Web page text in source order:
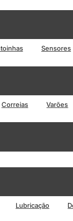
Sensores
Correias Varões
Lubricação